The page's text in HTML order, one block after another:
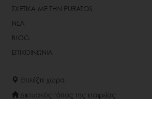
ΣΧΕΤΙΚΑ ΜΕ ΤΗΝ PURATOS
ΝΕΑ
BLOG
ΕΠΙΚΟΙΝΩΝΙΑ
Επιλέξτε χώρα
Δικτυακός τόπος της εταιρείας